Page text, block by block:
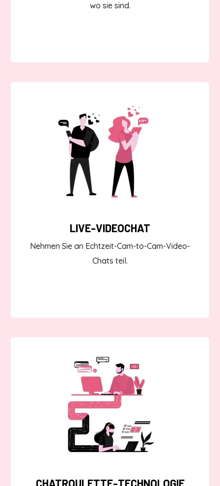
wo sie sind.
LIVE-VIDEOCHAT
Nehmen Sie an Echtzeit-Cam-to-Cam-Video-
Chats teil.
CHATROULETTE-TECHNOLOGIE